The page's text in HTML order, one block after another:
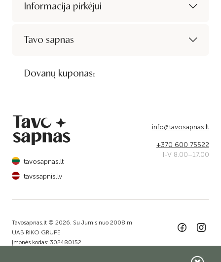
Informacija pirkėjui
Tavo sapnas
Dovanų kuponas
info@tavosapnas.lt
+370 600 75522
I-V 8.00–17.00
tavosapnas.lt
tavssapnis.lv
Tavosapnas.lt © 2026. Su Jumis nuo 2008 m
UAB RIKO GRUPĖ
Įmonės kodas: 302480152